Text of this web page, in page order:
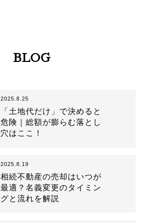
BLOG
2025.8.25
「土地代だけ」で決めると
危険｜総額が膨らむ落とし
穴はここ！
2025.8.19
相続不動産の売却はいつが
最適？名義変更のタイミン
グと流れを解説